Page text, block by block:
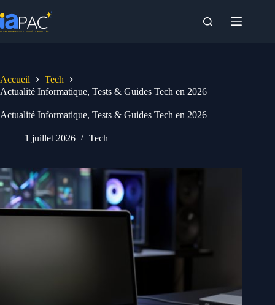
au
contenu
Accueil
Tech
Actualité Informatique, Tests & Guides Tech en 2026
Actualité Informatique, Tests & Guides Tech en 2026
1 juillet 2026 Tech